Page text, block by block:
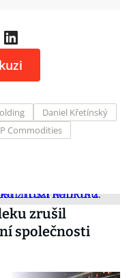
Daniel Křetínský
Commodities
zrušil
společnosti